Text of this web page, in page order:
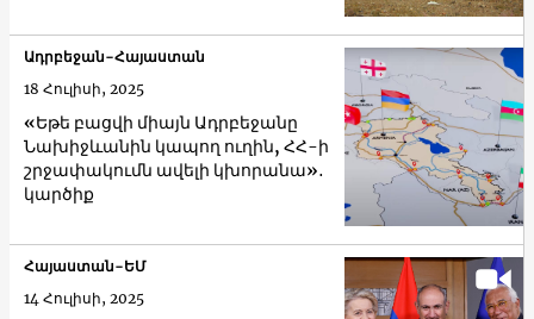
«Եթե բացվի միայն Ադրբեջանը
Նախիջևանին կապող ուղին, ՀՀ-ի
շրջափակումն ավելի կխորանա»․
կարծիք
Ադրբեջան-Հայաստան
18 Հուլիսի, 2025
Հայաստան-ԵՄ
14 Հուլիսի, 2025